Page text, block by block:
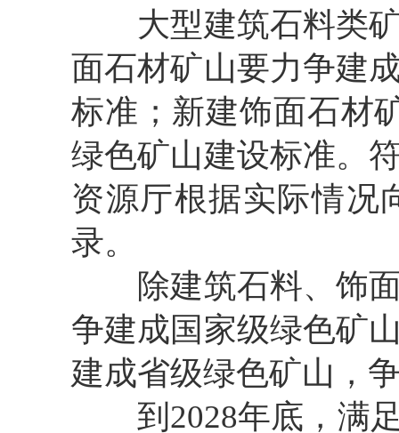
大型建筑石料类
面石材矿山要力争建
标准；新建饰面石材
绿色矿山建设标准。
资源厅根据实际情况
录。
除建筑石料、饰
争建成国家级绿色矿
建成省级绿色矿山，
到 2028年底，满